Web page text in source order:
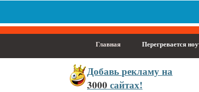
Главная Перегревается
Добавьрекламу на
3000 сайтах!